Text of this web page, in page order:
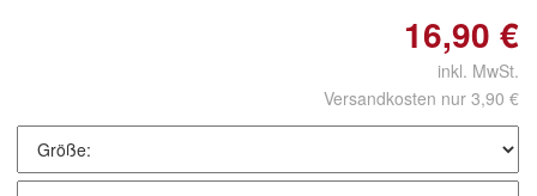
16,90 €
inkl. MwSt.
Versandkosten nur 3,90 €